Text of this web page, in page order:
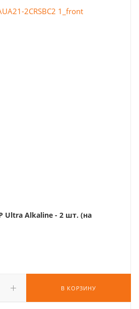
Ultra Alkaline - 2 шт. (на
В КОРЗИНУ